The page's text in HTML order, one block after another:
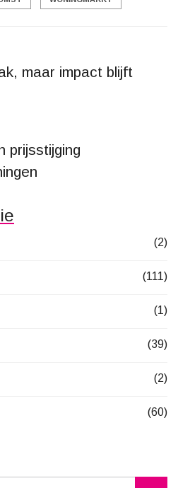
maar impact blijft
prijsstijging
(2)
(111)
(1)
(39)
(2)
(60)